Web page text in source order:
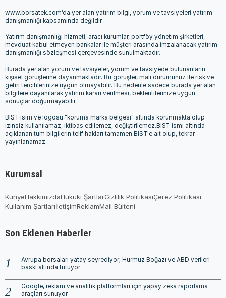
www.borsatek.com’da yer alan yatırım bilgi, yorum ve tavsiyeleri yatırım
danışmanlığı kapsamında değildir.
Yatırım danışmanlığı hizmeti, aracı kurumlar, portföy yönetim şirketleri,
mevduat kabul etmeyen bankalar ile müşteri arasında imzalanacak yatırım
danışmanlığı sözleşmesi çerçevesinde sunulmaktadır.
Burada yer alan yorum ve tavsiyeler, yorum ve tavsiyede bulunanların
kişisel görüşlerine dayanmaktadır. Bu görüşler, mali durumunuz ile risk ve
getiri tercihlerinize uygun olmayabilir. Bu nedenle sadece burada yer alan
bilgilere dayanılarak yatırım kararı verilmesi, beklentilerinize uygun
sonuçlar doğurmayabilir.
BIST isim ve logosu "koruma marka belgesi" altında korunmakta olup
izinsiz kullanılamaz, iktibas edilemez, değiştirilemez.BIST ismi altında
açıklanan tüm bilgilerin telif hakları tamamen BIST'e ait olup, tekrar
yayınlanamaz.
Kurumsal
KünyeHakkımızdaHukuki ŞartlarGizlilik PolitikasıÇerez Politikası
Kullanım ŞartlarıİletişimReklamMail Bülteni
Son Eklenen Haberler
Avrupa borsaları yatay seyrediyor; Hürmüz Boğazı ve ABD verileri
baskı altında tutuyor
Google, reklam ve analitik platformları için yapay zeka raporlama
araçları sunuyor